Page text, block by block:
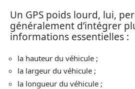
Un GPS poids lourd, lui,
généralement d’intégrer
informations essentielles :
la hauteur du véhicule ;
la largeur du véhicule ;
la longueur du véhicule ;